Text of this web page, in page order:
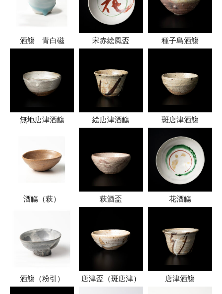
酒觴 青白磁 宋赤絵風盃 種子島酒觴
無地唐津酒觴 絵唐津酒觴 斑唐津酒觴
酒觴（萩） 萩酒盃 花酒觴
酒觴（粉引） 唐津盃（斑唐津） 唐津酒觴